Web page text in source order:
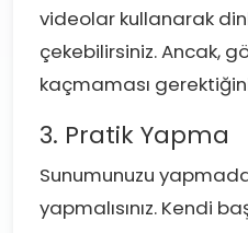
videolar kullanarak
çekebilirsiniz. Ancak,
kaçmaması
3. Pratik Yapma
Sunumunuzu
yapmalısınız. Kendi